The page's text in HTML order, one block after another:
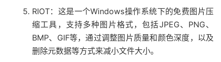
RIOT：这是一个Windows操作系统下的免费图片压
缩工具，支持多种图片格式，包括JPEG、PNG、
BMP、GIF等，通过调整图片质量和颜色深度，以及
删除元数据等方式来减小文件大小。